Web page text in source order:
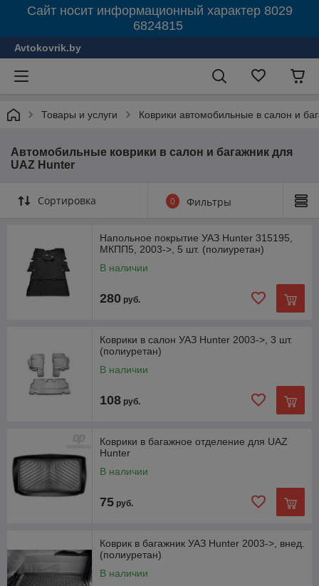
Сайт носит информационный характер 8029
6824815
Avtokovrik.by
Товары и услуги Коврики автомобильные в салон и
Автомобильные коврики в салон и багажник для
UAZ Hunter
Сортировка 0 Фильтры
Напольное покрытие УАЗ Hunter 315195,
МКПП5, 2003->, 5 шт. (полиуретан)
В наличии
280 руб.
Коврики в салон УАЗ Hunter 2003->, 3 шт.
(полиуретан)
В наличии
108 руб.
Коврики в багажное отделение для UAZ
Hunter
В наличии
75 руб.
Коврик в багажник УАЗ Hunter 2003->, внед.
(полиуретан)
В наличии